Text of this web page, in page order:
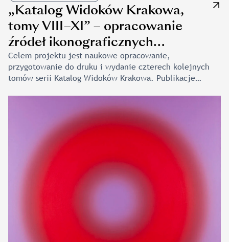
„Katalog Widoków Krakowa,
tomy VIII–XI” – opracowanie
źródeł ikonograficznych
Śródmieścia Krakowa od czasów
najdawniejszych do roku 1918 –
Celem projektu jest naukowe opracowanie,
przygotowanie do druku i wydanie czterech kolejnych
tomów serii Katalog Widoków Krakowa. Publikacje
Krakowa, tworząc unikatowe w skali Polski kompendium
wiedzy o dawnych przedstawieniach miasta. Katalog
Widoków Krakowa jest efektem zakrojonych na szeroką
skalę badań źródeł ikonograficznych prowadzonych
w Pracowni Ikonografii Krakowa MNK. Gromadzony